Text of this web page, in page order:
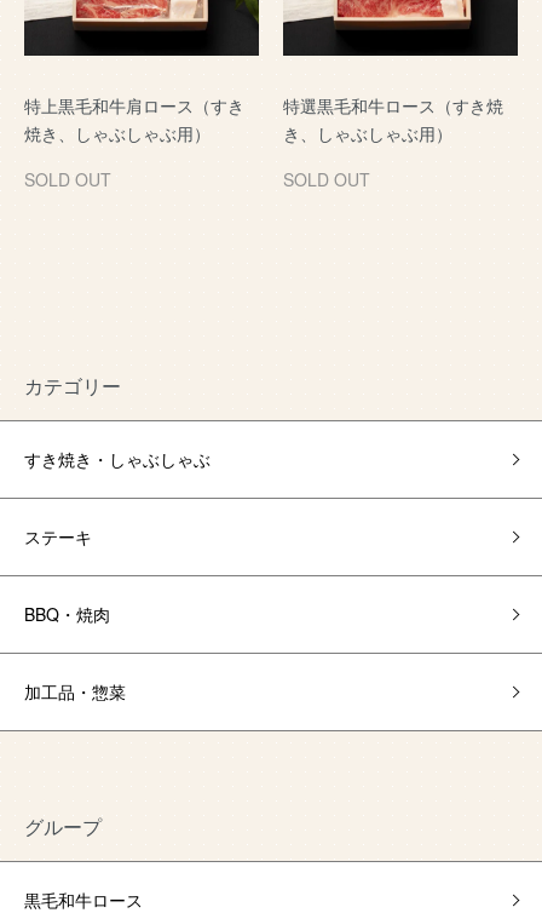
特上黒毛和牛肩ロース（すき
焼き、しゃぶしゃぶ用）
SOLD OUT
特選黒毛和牛ロース（すき焼
き、しゃぶしゃぶ用）
SOLD OUT
カテゴリー
すき焼き・しゃぶしゃぶ
ステーキ
BBQ・焼肉
加工品・惣菜
グループ
黒毛和牛ロース